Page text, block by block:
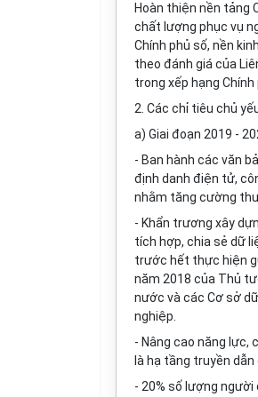
Hoàn thiện nền tảng
chất lượng phục vụ
Chính phủ số, nền
theo đánh giá của
trong xếp hạng
2. Các chỉ tiêu chủ
a) Giai đoạn 2019 -
- Ban hành các văn
định danh điện tử,
nhằm tăng cường
- Khẩn trương xây
tích hợp, chia sẻ dữ
trước hết thực hiện
năm 2018 của Thủ
nước và các Cơ sở
nghiệp.
- Nâng cao năng lực,
là hạ tầng truyền
- 20% số lượng